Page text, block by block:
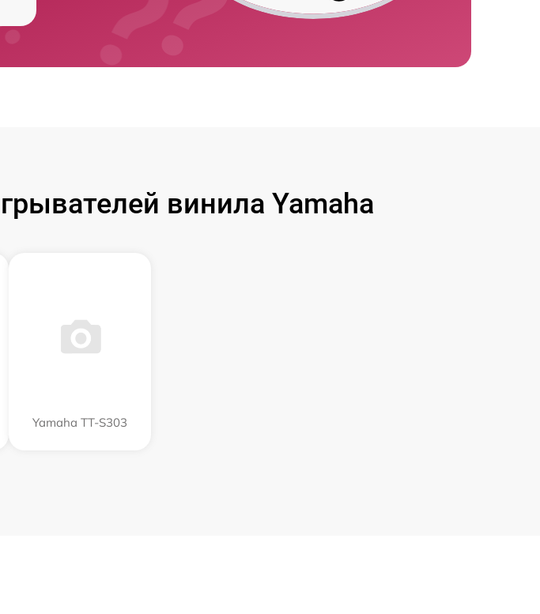
винила Yamaha
Yamaha TT-S303